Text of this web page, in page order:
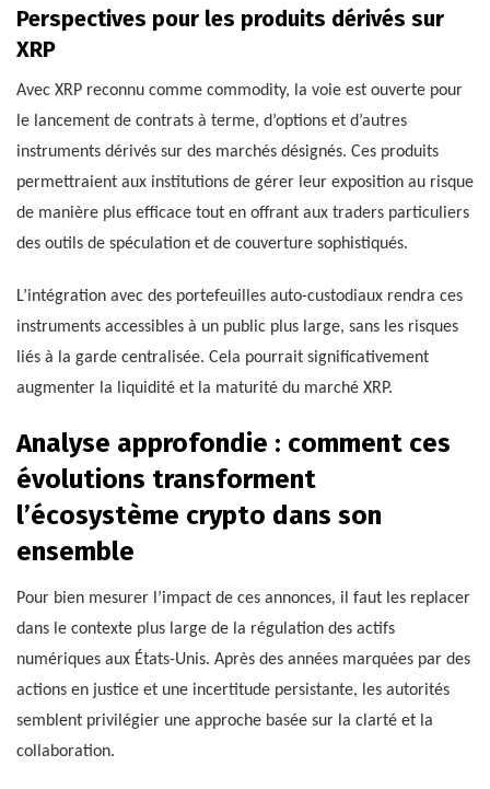
Perspectives pour les produits dérivés sur
XRP
Avec XRP reconnu comme commodity, la voie est ouverte pour
le lancement de contrats à terme, d’options et d’autres
instruments dérivés sur des marchés désignés. Ces produits
permettraient aux institutions de gérer leur exposition au risque
de manière plus efficace tout en offrant aux traders particuliers
des outils de spéculation et de couverture sophistiqués.
L’intégration avec des portefeuilles auto-custodiaux rendra ces
instruments accessibles à un public plus large, sans les risques
liés à la garde centralisée. Cela pourrait significativement
augmenter la liquidité et la maturité du marché XRP.
Analyse approfondie : comment ces
évolutions transforment
l’écosystème crypto dans son
ensemble
Pour bien mesurer l’impact de ces annonces, il faut les replacer
dans le contexte plus large de la régulation des actifs
numériques aux États-Unis. Après des années marquées par des
actions en justice et une incertitude persistante, les autorités
semblent privilégier une approche basée sur la clarté et la
collaboration.